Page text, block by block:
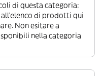
di questa categoria:
all’elenco di prodotti qui
Non esitare a
nella categoria